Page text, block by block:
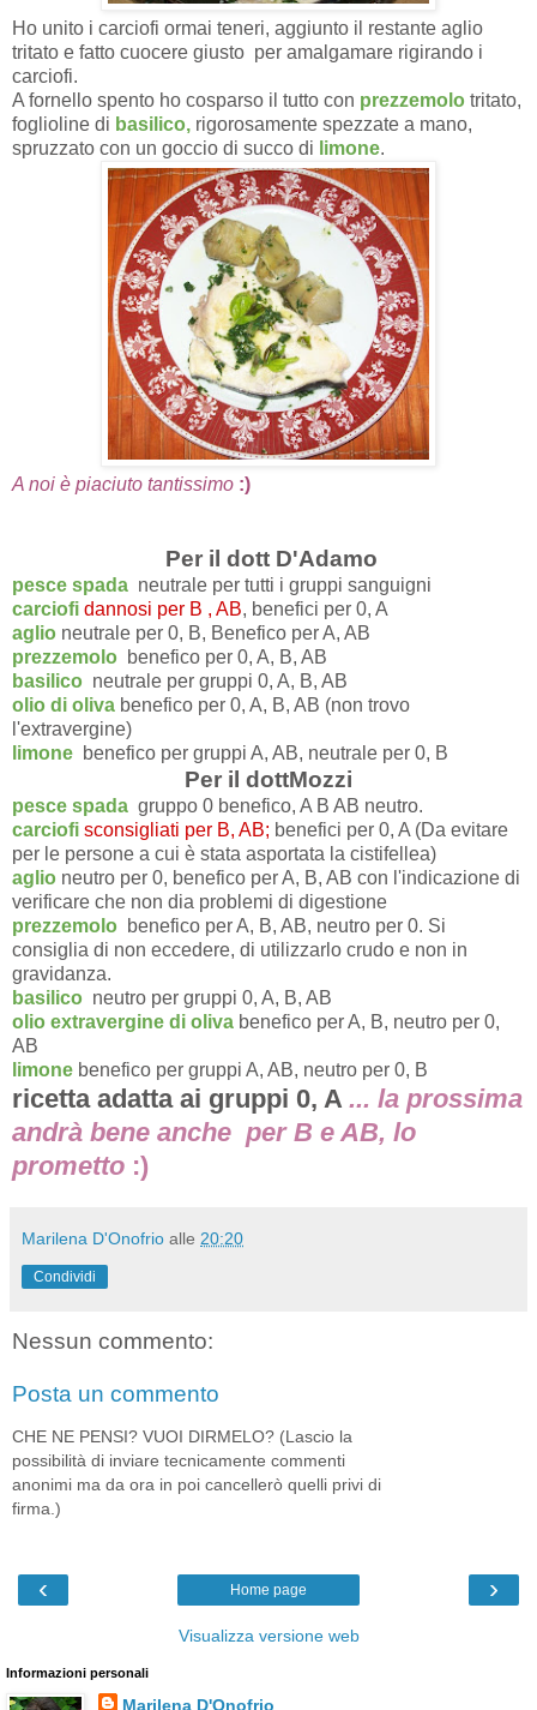
Ho unito i carciofi ormai teneri, aggiunto il restante aglio
tritato e fatto cuocere giusto per amalgamare rigirando i
carciofi.
A fornello spento ho cosparso il tutto con prezzemolo tritato,
foglioline di basilico, rigorosamente spezzate a mano,
spruzzato con un goccio di succo di limone.
A noi è piaciuto tantissimo :)
Per il dott D'Adamo
pesce spada neutrale per tutti i gruppi sanguigni
carciofi dannosi per B , AB, benefici per 0, A
aglio neutrale per 0, B, Benefico per A, AB
prezzemolo benefico per 0, A, B, AB
basilico neutrale per gruppi 0, A, B, AB
olio di oliva benefico per 0, A, B, AB (non trovo
l'extravergine)
limone benefico per gruppi A, AB, neutrale per 0, B
Per il dottMozzi
pesce spada gruppo 0 benefico, A B AB neutro.
carciofi sconsigliati per B, AB; benefici per 0, A (Da evitare
per le persone a cui è stata asportata la cistifellea)
aglio neutro per 0, benefico per A, B, AB con l'indicazione di
verificare che non dia problemi di digestione
prezzemolo benefico per A, B, AB, neutro per 0. Si
consiglia di non eccedere, di utilizzarlo crudo e non in
gravidanza.
basilico neutro per gruppi 0, A, B, AB
olio extravergine di oliva benefico per A, B, neutro per 0,
AB
limone benefico per gruppi A, AB, neutro per 0, B
ricetta adatta ai gruppi 0, A ... la prossima
andrà bene anche per B e AB, lo
prometto :)
Marilena D'Onofrio alle 20:20
Condividi
Nessun commento:
Posta un commento
CHE NE PENSI? VUOI DIRMELO? (Lascio la
possibilità di inviare tecnicamente commenti
anonimi ma da ora in poi cancellerò quelli privi di
firma.)
‹ ›
Home page
Visualizza versione web
Informazioni personali
Marilena D'Onofrio